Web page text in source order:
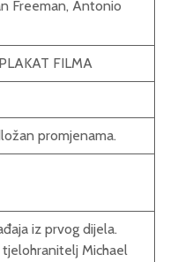
Freeman, Antonio
PLAKAT FILMA
promjenama.
iz prvog dijela.
tjelohranitelj Michael
Limić i
/